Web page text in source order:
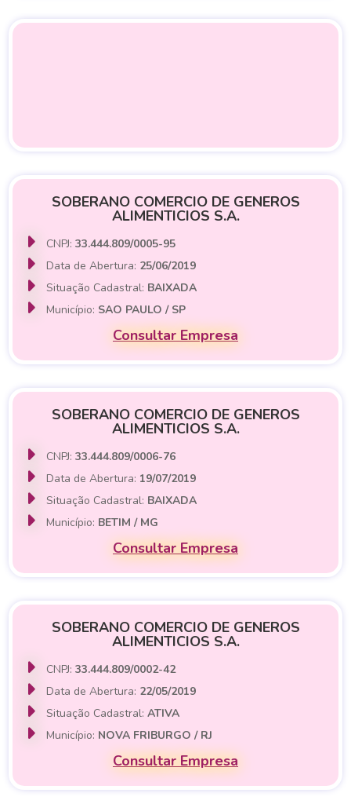
SOBERANO COMERCIO DE GENEROS
ALIMENTICIOS S.A.
CNPJ:33.444.809/0005-95
Data de Abertura: 25/06/2019
Situação Cadastral: BAIXADA
Município: SAO PAULO / SP
Consultar Empresa
SOBERANO COMERCIO DE GENEROS
ALIMENTICIOS S.A.
CNPJ:33.444.809/0006-76
Data de Abertura: 19/07/2019
Situação Cadastral: BAIXADA
Município: BETIM / MG
Consultar Empresa
SOBERANO COMERCIO DE GENEROS
ALIMENTICIOS S.A.
CNPJ:33.444.809/0002-42
Data de Abertura: 22/05/2019
Situação Cadastral:ATIVA
Município: NOVA FRIBURGO / RJ
Consultar Empresa